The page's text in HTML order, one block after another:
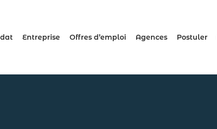
Entreprise Offres d’emploi Agences Postuler